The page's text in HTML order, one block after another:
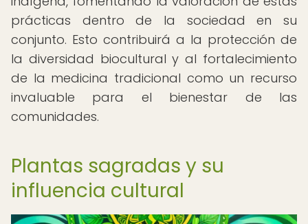
prácticas dentro de la sociedad en su
conjunto. Esto contribuirá a la protección de
la diversidad biocultural y al fortalecimiento
de la medicina tradicional como un recurso
invaluable para el bienestar de las
comunidades.
Plantas sagradas y su
influencia cultural